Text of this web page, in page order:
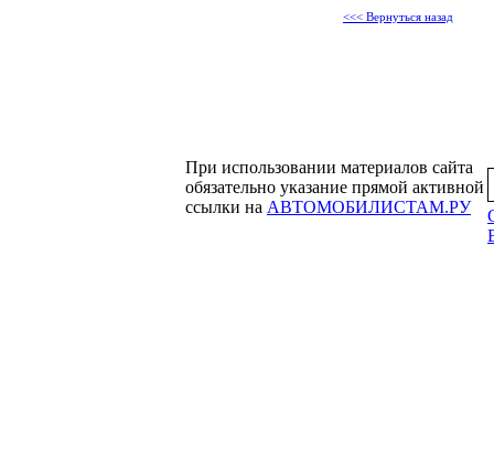
<<< Вернуться назад
При использовании материалов сайта
обязательно указание прямой активной
ссылки на АВТОМОБИЛИСТАМ.РУ